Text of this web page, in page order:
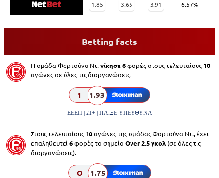
1.85 3.65 3.91 6.57%
Betting facts
Η ομάδα Φορτoύνα Ντ.νίκησε 6φορές στους τελευταίους 10
αγώνες σε όλες τις διοργανώσεις.
1 1.93
ΕΕΕΠ | 21+ | ΠΑΙΞΕ ΥΠΕΥΘΥΝΑ
Στους τελευταίους 10αγώνες της ομάδας Φορτoύνα Ντ., έχει
επαληθευτεί 6φορές το σημείο Over 2.5 γκολ (σε όλες τις
διοργανώσεις).
O 1.75